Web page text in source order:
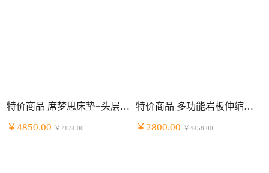
特价商品 席梦思床垫+头层牛皮床套装 明星组合
￥4850.00 ￥7174.00
特价商品 多功能岩板伸缩餐桌餐厅套装 一桌四椅
￥2800.00 ￥4458.00